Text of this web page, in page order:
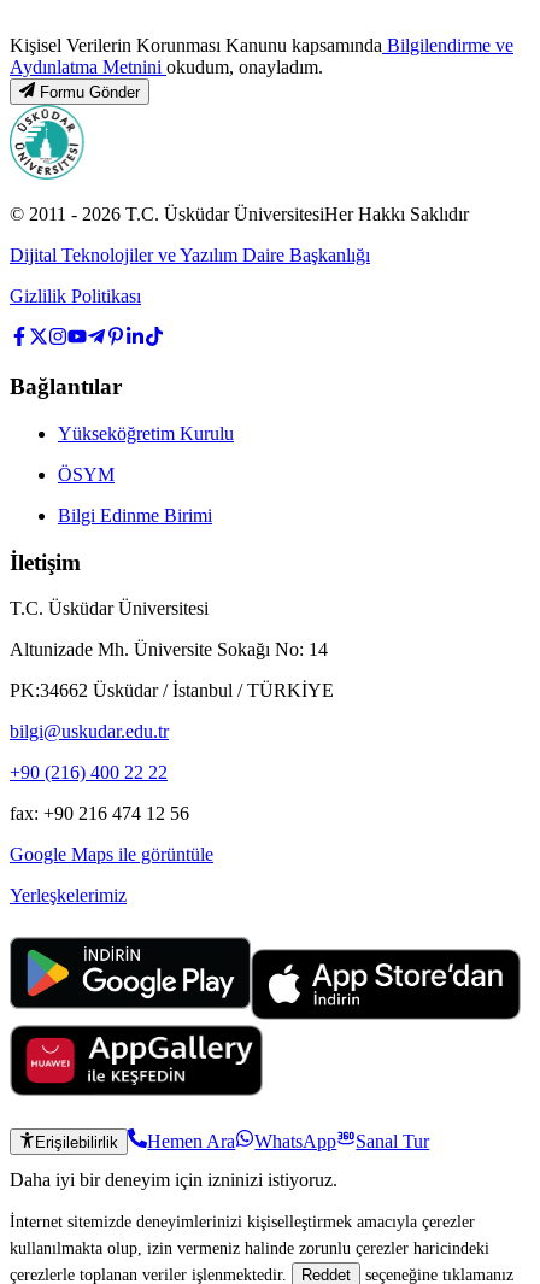
Kişisel Verilerin Korunması Kanunu kapsamında Bilgilendirme ve
Aydınlatma Metnini okudum, onayladım.
Formu Gönder
© 2011 - 2026 T.C. Üsküdar ÜniversitesiHer Hakkı Saklıdır
Dijital Teknolojiler ve Yazılım Daire Başkanlığı
Gizlilik Politikası
Bağlantılar
Yükseköğretim Kurulu
ÖSYM
Bilgi Edinme Birimi
İletişim
T.C. Üsküdar Üniversitesi
Altunizade Mh. Üniversite Sokağı No: 14
PK:34662 Üsküdar / İstanbul / TÜRKİYE
bilgi@uskudar.edu.tr
+90 (216) 400 22 22
fax: +90 216 474 12 56
Google Maps ile görüntüle
Yerleşkelerimiz
Erişilebilirlik Hemen Ara WhatsApp
Sanal Tur
Daha iyi bir deneyim için izninizi istiyoruz.
İnternet sitemizde deneyimlerinizi kişiselleştirmek amacıyla çerezler
kullanılmakta olup, izin vermeniz halinde zorunlu çerezler haricindeki
çerezlerle toplanan veriler işlenmektedir.
Reddet seçeneğine tıklamanız